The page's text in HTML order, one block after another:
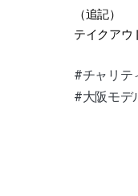
（追記）
テイクアウ
#チャリテ
#大阪モデ